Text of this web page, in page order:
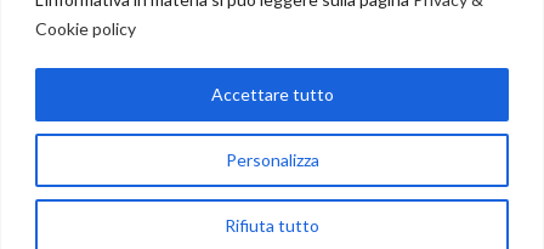
Cookie policy
Personalizza
Rifiuta tutto
Accettare tutto
Seguici su:
Recesso
NOSTRI PARTNER
Copyright 2024